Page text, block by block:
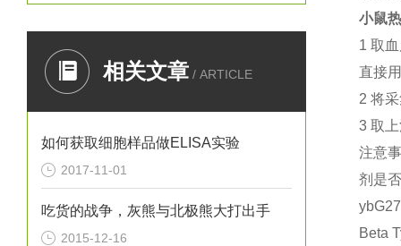
相关文章 / ARTICLE
如何获取细胞样品做ELISA实验
2017-11-01
吃货的战争，灰熊与北极熊大打出手
2015-12-16
小鼠
1取
直接
2 将
3 取
注意
剂是
Beta